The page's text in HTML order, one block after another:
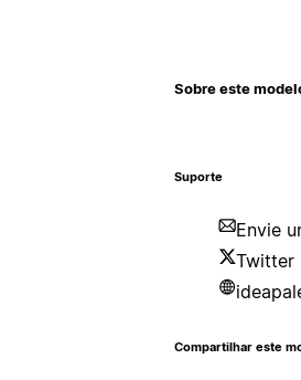
Sobre este
Suporte
Envie
Twitter
Compartilhar este